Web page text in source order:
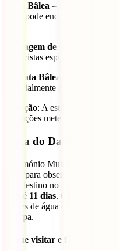
Lago Bâlea – Um lago glaciar
onde pode encontrar o
Barragem de Vidraru
–
com vistas espetaculares
Cascata Bâlea
– Uma
especialmente dramática na
Atenção: A estrada só está
condições meteorológicas.
Delta do Danúbio
Património Mundial da
Ideal para observares aves e
este destino no teu
roteiro
ou até 11 dias. Com mais de
peixes de água doce, é um
Europa.
O que visitar e fazer no